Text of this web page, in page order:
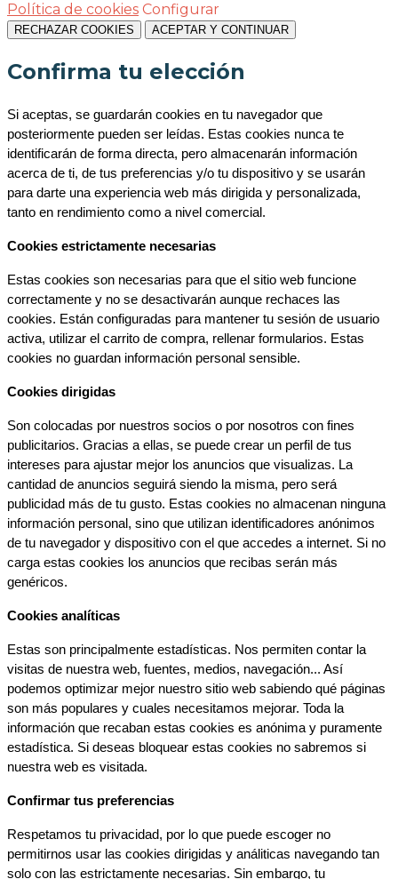
Política de cookies Configurar
RECHAZAR COOKIES ACEPTAR Y CONTINUAR
Confirma tu elección
Si aceptas, se guardarán cookies en tu navegador que
posteriormente pueden ser leídas. Estas cookies nunca te
identificarán de forma directa, pero almacenarán información
acerca de ti, de tus preferencias y/o tu dispositivo y se usarán
para darte una experiencia web más dirigida y personalizada,
tanto en rendimiento como a nivel comercial.
Cookies estrictamente necesarias
Estas cookies son necesarias para que el sitio web funcione
correctamente y no se desactivarán aunque rechaces las
cookies. Están configuradas para mantener tu sesión de usuario
activa, utilizar el carrito de compra, rellenar formularios. Estas
cookies no guardan información personal sensible.
Cookies dirigidas
Son colocadas por nuestros socios o por nosotros con fines
publicitarios. Gracias a ellas, se puede crear un perfil de tus
intereses para ajustar mejor los anuncios que visualizas. La
cantidad de anuncios seguirá siendo la misma, pero será
publicidad más de tu gusto. Estas cookies no almacenan ninguna
información personal, sino que utilizan identificadores anónimos
de tu navegador y dispositivo con el que accedes a internet. Si no
carga estas cookies los anuncios que recibas serán más
genéricos.
Cookies analíticas
Estas son principalmente estadísticas. Nos permiten contar la
visitas de nuestra web, fuentes, medios, navegación... Así
podemos optimizar mejor nuestro sitio web sabiendo qué páginas
son más populares y cuales necesitamos mejorar. Toda la
información que recaban estas cookies es anónima y puramente
estadística. Si deseas bloquear estas cookies no sabremos si
nuestra web es visitada.
Confirmar tus preferencias
Respetamos tu privacidad, por lo que puede escoger no
permitirnos usar las cookies dirigidas y análiticas navegando tan
solo con las estrictamente necesarias. Sin embargo, tu